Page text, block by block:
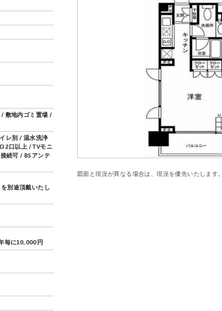
図面と現況が異なる場合は、現況を優先いたします。
敷地内ゴミ置場 /
レ別 / 温水洗浄
2口以上 / TVモニ
続可 / BSアンテ
別途頂戴いたし
毎に10,000円